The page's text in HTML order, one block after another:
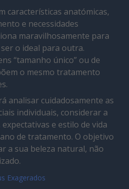
características anatómicas,
e necessidades
maravilhosamente para
o ideal para outra.
“tamanho único” ou de
o mesmo tratamento
analisar cuidadosamente as
individuais, considerar a
e estilo de vida
de tratamento. O objetivo
a sua beleza natural, não
Exagerados